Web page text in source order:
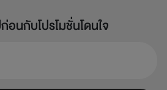
นกับโปรโมชั่นโดนใจ